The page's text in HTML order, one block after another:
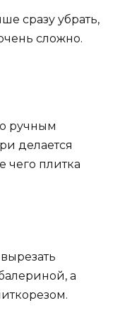
сразу убрать,
сложно.
ручным
делается
чего плитка
а